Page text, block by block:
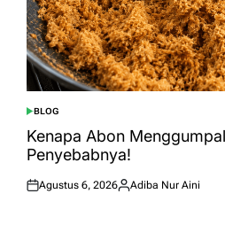
POSTED
IN
BLOG
Kenapa Abon
Penyebabnya!
Posted
Agustus 6, 2026
Posted
Adiba Nur Aini